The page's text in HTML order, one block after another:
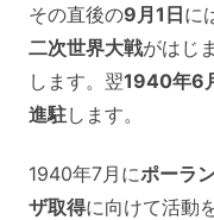
その直後の9月1日に
二次世界大戦がはじ
します。翌1940年6
進駐します。
1940年7月にポーラ
ザ取得に向けて活動